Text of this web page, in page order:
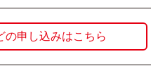
の申し込みはこちら